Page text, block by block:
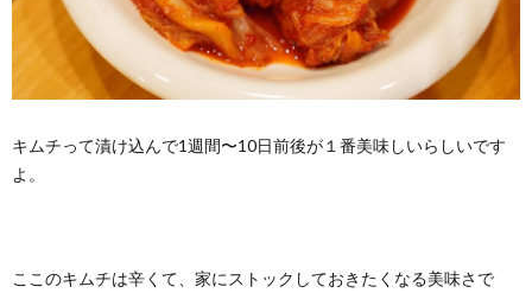
キムチって漬け込んで1週間〜10日前後が１番美味しいらしいです
よ。
ここのキムチは辛くて、家にストックしておきたくなる美味さで